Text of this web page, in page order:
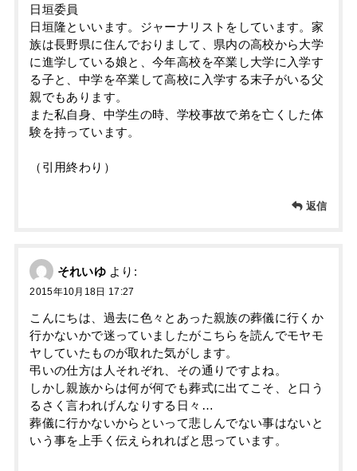
日垣委員
日垣隆といいます。ジャーナリストをしています。家
族は長野県に住んでおりまして、県内の高校から大学
に進学している娘と、今年高校を卒業し大学に入学す
る子と、中学を卒業して高校に入学する末子がいる父
親でもあります。
また私自身、中学生の時、学校事故で弟を亡くした体
験を持っています。
（引用終わり）
返信
それいゆ より:
2015年10月18日 17:27
こんにちは、過去に色々とあった親族の葬儀に行くか
行かないかで迷っていましたがこちらを読んでモヤモ
ヤしていたものが取れた気がします。
弔いの仕方は人それぞれ、その通りですよね。
しかし親族からは何が何でも葬式に出てこそ、と口う
るさく言われげんなりする日々…
葬儀に行かないからといって悲しんでない事はないと
いう事を上手く伝えられればと思っています。